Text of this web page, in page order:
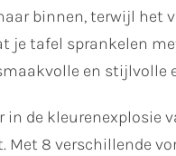
binnen, terwijl het
je tafel sprankelen
en stijlvolle
de kleurenexplosie
8 verschillende